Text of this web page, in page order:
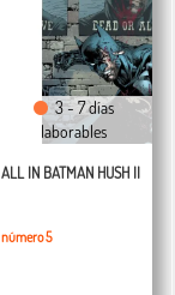
3 - 7 días
laborables
ALL IN BATMAN HUSH II
número 5